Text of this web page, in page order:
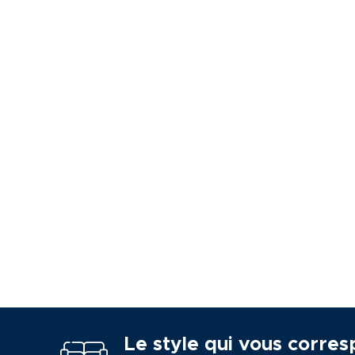
Le style qui vous